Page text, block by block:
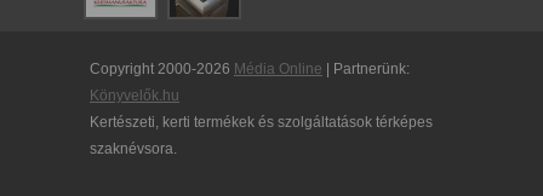
Copyright 2000-2026 Média Online | Partnerünk:
Könyvelők.hu
Kertészeti, kerti termékek és szolgáltatások térképes
szaknévsora.